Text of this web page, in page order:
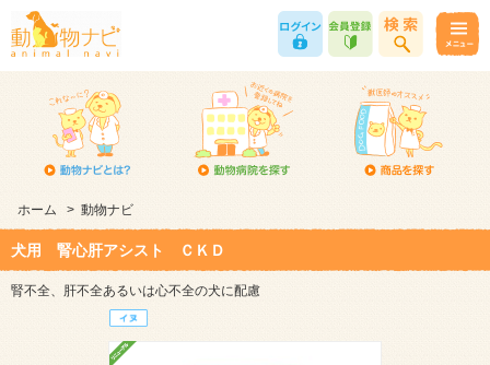
ホーム > 動物ナビ
犬用 腎心肝アシスト ＣＫＤ
腎不全、肝不全あるいは心不全の犬に配慮